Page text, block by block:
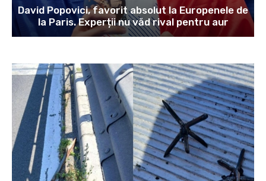
David Popovici, favorit absolut la Europenele de
la Paris. Experții nu văd rival pentru aur